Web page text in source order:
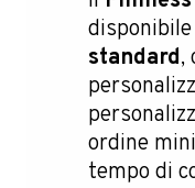
standard,
ordine
tempo di